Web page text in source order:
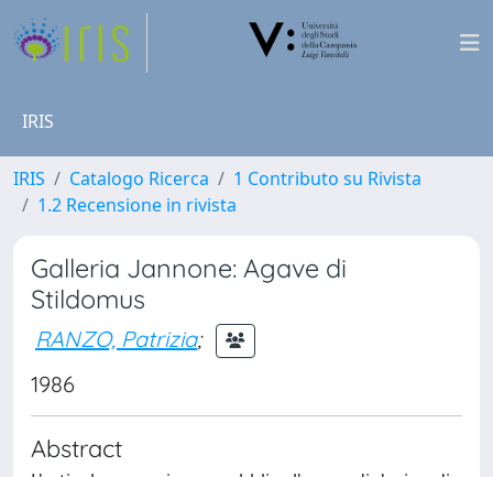
IRIS
IRIS Catalogo Ricerca
1 Contributo su Rivista
1.2 Recensione in rivista
Galleria Jannone: Agave di
Stildomus
RANZO, Patrizia;
1986
Abstract